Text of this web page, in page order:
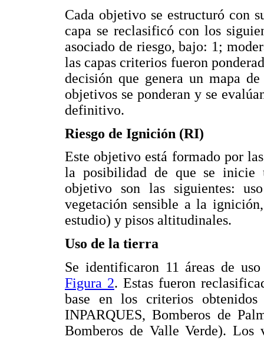
Cada objetivo se estructuró con
capa se reclasificó con los
asociado de riesgo, bajo: 1;
las capas criterios fueron
decisión que genera un mapa
objetivos se ponderan y se
definitivo.
Riesgo de Ignición (RI)
Este objetivo está formado por
la posibilidad de que se inicie
objetivo son las siguientes:
vegetación sensible a la
estudio) y pisos altitudinales.
Uso de la tierra
Se identificaron 11 áreas de
Figura 2. Estas fueron
base en los criterios
INPARQUES, Bomberos de
Bomberos de Valle Verde). Los